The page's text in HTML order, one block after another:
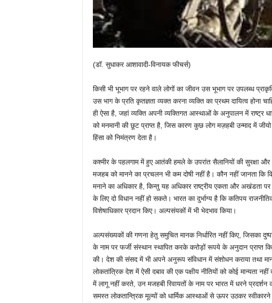
(डॉ. सुधाकर आशावादी-विनायक फीचर्स)
किसी भी भूभाग पर रहने वाले लोगों का जीवन उस भूभाग पर उपलब्ध
उस भाग के प्रति कृतज्ञता व्यक्त करना व्यक्ति का प्रथम दायित्व होना
ही ऐसा है, जहां व्यक्ति अपनी व्यक्तिगत आस्थाओं के अनुपालन में राष्ट्र
को मनमानी की छूट प्राप्त है, जिस कारण कुछ लोग मज़हबी उन्माद में
हिंसा को निमंत्रण देता है।
कश्मीर के पहलगाम में हुए आतंकी हमले के उपरांत सैलानियों की सुरक्षा
मजहब को मानने का प्रचलन भी कम दोषी नहीं है। कौन नहीं जानता कि
मनाने का अधिकार है, किन्तु यह अधिकार राष्ट्रीय एकता और अखंडता
के लिए दो विधान नहीं हो सकते। भारत का दुर्भाग्य है कि कतिपय
विशेषाधिकार प्रदान किए। अल्पसंयकों में भी भेदभाव किया।
अल्पसंख्यकों की गणना हेतु समुचित मानक निर्धारित नहीं किए, जिसका
के नाम पर फर्जी संस्थान स्थापित करके करोड़ों रूपये के अनुदान प्राप्त
की। देश की संसद में भी अपने अनुरूप संविधान में संशोधन कराया तथा
लोकतांत्रिक देश में ऐसी दबाव की एक पक्षीय नीतियों को कोई मान्यता
में लागू नहीं करते, उन मजहबी रिवायतों के नाम पर भारत में धरने
समस्त लोकतान्त्रिक मूल्यों को धार्मिक आस्थाओं से ऊपर उठकर